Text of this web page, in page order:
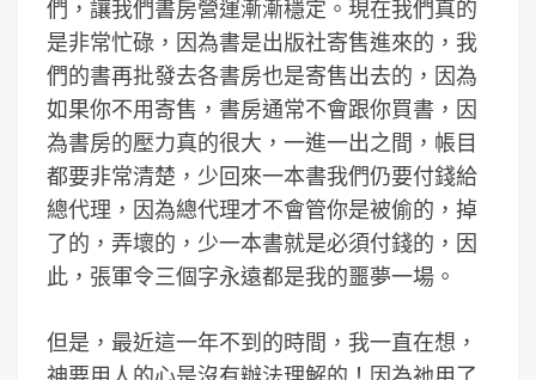
們，讓我們書房營運漸漸穩定。現在我們真的
是非常忙碌，因為書是出版社寄售進來的，我
們的書再批發去各書房也是寄售出去的，因為
如果你不用寄售，書房通常不會跟你買書，因
為書房的壓力真的很大，一進一出之間，帳目
都要非常清楚，少回來一本書我們仍要付錢給
總代理，因為總代理才不會管你是被偷的，掉
了的，弄壞的，少一本書就是必須付錢的，因
此，張軍令三個字永遠都是我的噩夢一場。
但是，最近這一年不到的時間，我一直在想，